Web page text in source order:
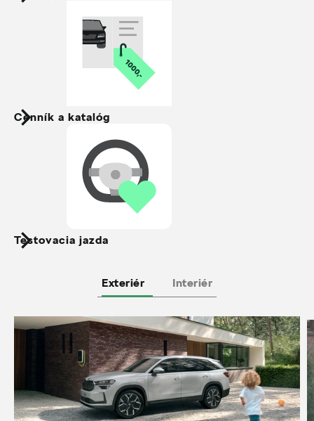
Cenník a katalóg
Testovacia jazda
Exteriér Interiér